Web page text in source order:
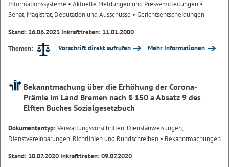
Informationssysteme • Aktuelle Meldungen und Pressemitteilungen •
Senat, Magistrat, Deputation und Ausschüsse • Gerichtsentscheidungen
Stand: 26.06.2023 Inkrafttreten: 11.01.2000
Themen:
Vorschrift direkt aufrufen Mehr Informationen
Bekanntmachung über die Erhöhung der Corona-
Prämie im Land Bremen nach § 150 a Absatz 9 des
Elften Buches Sozialgesetzbuch
Dokumententyp:Verwaltungsvorschriften, Dienstanweisungen,
Dienstvereinbarungen, Richtlinien und Rundschreiben • Bekanntmachungen
Stand: 10.07.2020 Inkrafttreten: 09.07.2020